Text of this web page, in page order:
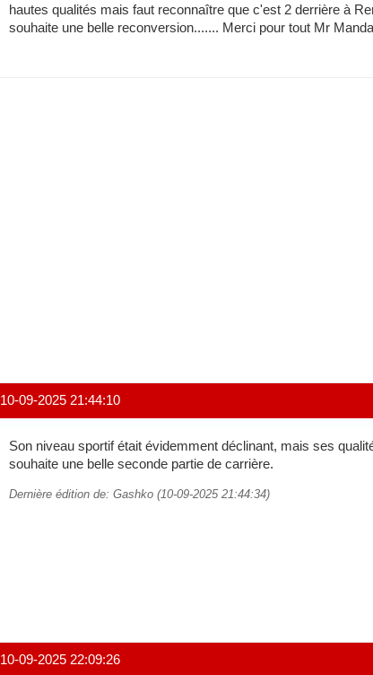
hautes qualités mais faut reconnaître que c'est 2 derrière à
souhaite une belle reconversion....... Merci pour tout Mr
10-09-2025 21:44:10
Son niveau sportif était évidemment déclinant, mais ses
souhaite une belle seconde partie de carrière.
Dernière édition de: Gashko (10-09-2025 21:44:34)
10-09-2025 22:09:26